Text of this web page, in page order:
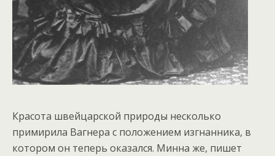
Красота швейцарской природы несколько
примирила Вагнера с положением изгнанника, в
котором он теперь оказался. Минна же, пишет